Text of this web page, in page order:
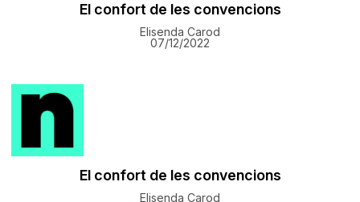
El confort de les convencions
Elisenda Carod
07/12/2022
El confort de les convencions
Elisenda Carod